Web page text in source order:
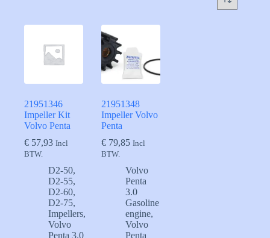
21951346
Impeller Kit
Volvo Penta
€ 57,93 Incl
BTW.
D2-50,
D2-55,
D2-60,
D2-75,
Impellers,
Volvo
Penta 3.0
21951348
Impeller Volvo
Penta
€ 79,85 Incl
BTW.
Volvo
Penta
3.0
Gasoline
engine,
Volvo
Penta